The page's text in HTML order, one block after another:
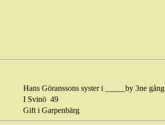
Hans Göranssons syster i _____by 3ne
I Svinö 49
Gift i Garpenbärg